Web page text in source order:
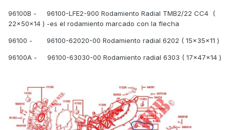
96100B - 96100-LFE2-900 Rodamiento Radial TMB2/22 CC4 (
22x50x14 ) -es el rodamiento marcado con la flecha
96100 - 96100-62020-00 Rodamiento radial 6202 ( 15x35x11 )
96100A - 96100-63030-00 Rodamiento radial 6303 ( 17x47x14 )